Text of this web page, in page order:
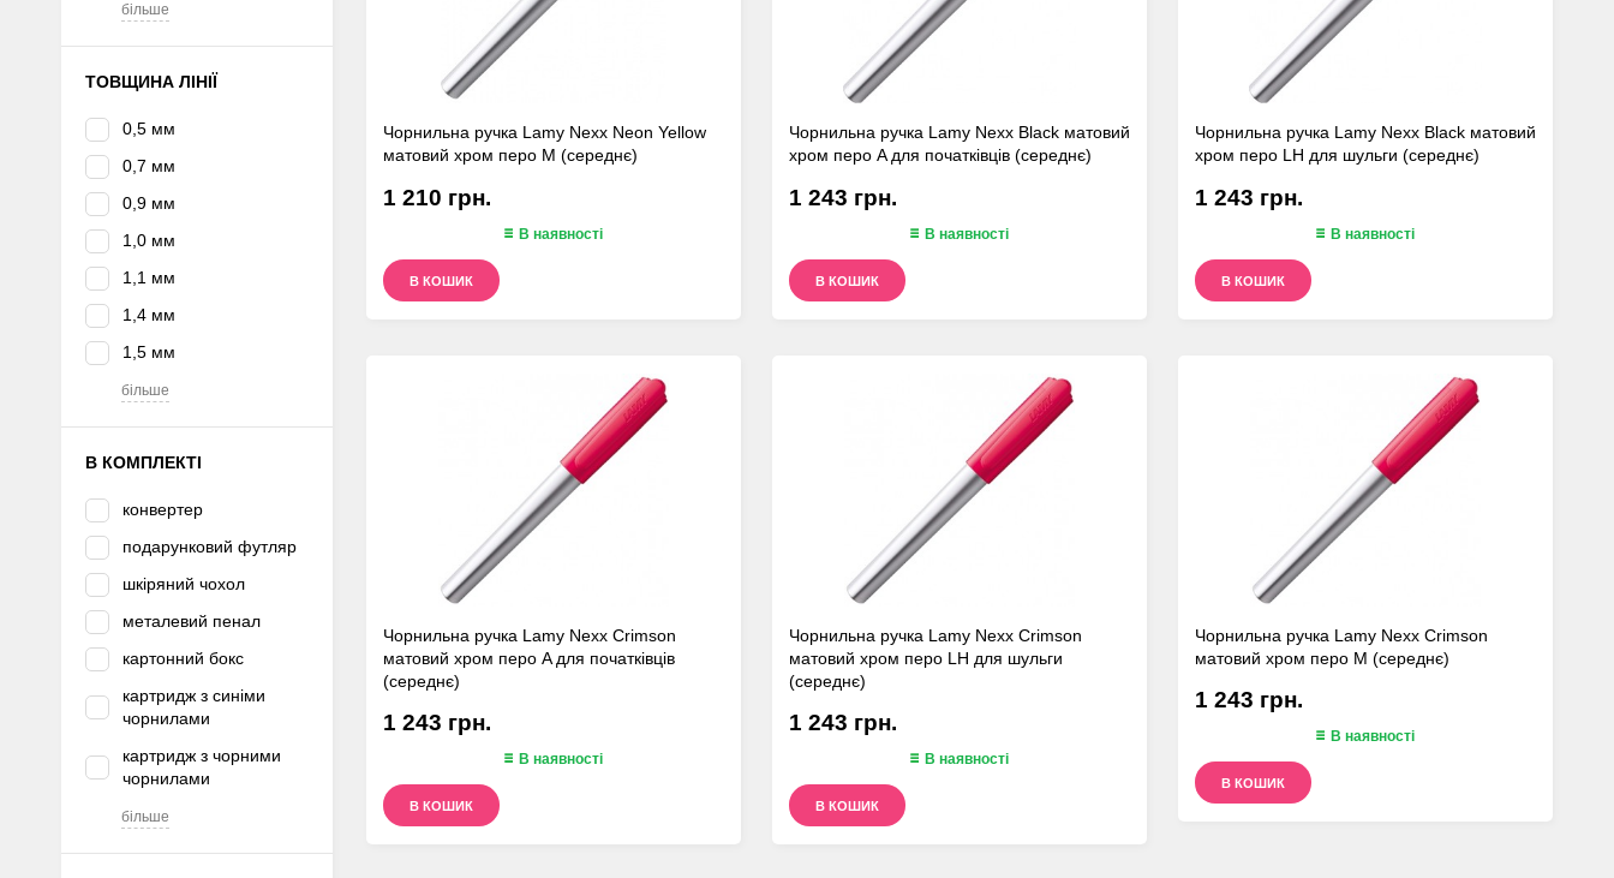
більше
ТОВЩИНА ЛІНІЇ
0,5 мм
0,7 мм
0,9 мм
1,0 мм
1,1 мм
1,4 мм
1,5 мм
більше
В КОМПЛЕКТІ
конвертер
подарунковий футляр
шкіряний чохол
металевий пенал
картонний бокс
картридж з синіми
чорнилами
картридж з чорними
чорнилами
більше
Чорнильна ручка Lamy Nexx Neon Yellow
матовий хром перо M (середнє)
1 210 грн.
В наявності
В КОШИК
Чорнильна ручка Lamy Nexx Black матовий
хром перо A для початківців (середнє)
1 243 грн.
В наявності
В КОШИК
Чорнильна ручка Lamy Nexx Black матовий
хром перо LH для шульги (середнє)
1 243 грн.
В наявності
В КОШИК
Чорнильна ручка Lamy Nexx Crimson
матовий хром перо A для початківців
(середнє)
1 243 грн.
В наявності
В КОШИК
Чорнильна ручка Lamy Nexx Crimson
матовий хром перо LH для шульги
(середнє)
1 243 грн.
В наявності
В КОШИК
Чорнильна ручка Lamy Nexx Crimson
матовий хром перо M (середнє)
1 243 грн.
В наявності
В КОШИК